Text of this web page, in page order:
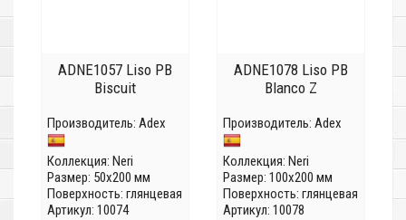
ADNE1057 Liso PB
Biscuit
Производитель: Adex
Коллекция: Neri
Размер: 50x200 мм
Поверхность: глянцевая
Артикул: 10074
ADNE1078 Liso PB
Blanco Z
Производитель: Adex
Коллекция: Neri
Размер: 100x200 мм
Поверхность: глянцевая
Артикул: 10078